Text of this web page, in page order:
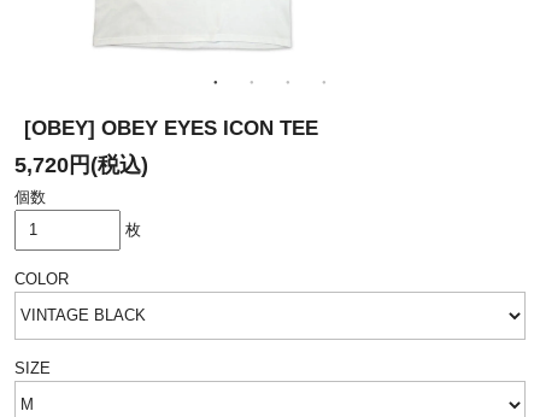
[OBEY] OBEY EYES ICON TEE
5,720円(税込)
個数
枚
COLOR
SIZE